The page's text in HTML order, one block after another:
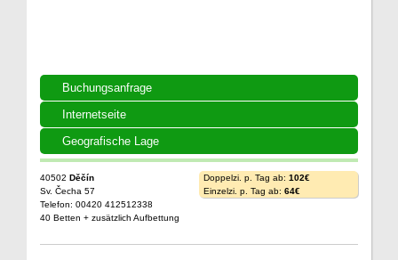
Buchungsanfrage
Internetseite
Geografische Lage
40502 Děčín
Sv. Čecha 57
Telefon: 00420 412512338
40 Betten + zusätzlich Aufbettung
Doppelzi. p. Tag ab: 102€
Einzelzi. p. Tag ab: 64€